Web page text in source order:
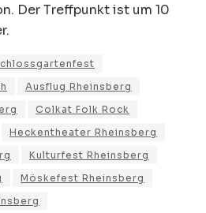
Der Treffpunkt ist um 10
Ausflug Rheinsberg
Colkat Folk Rock
Heckentheater Rheinsberg
Kulturfest Rheinsberg
Möskefest Rheinsberg